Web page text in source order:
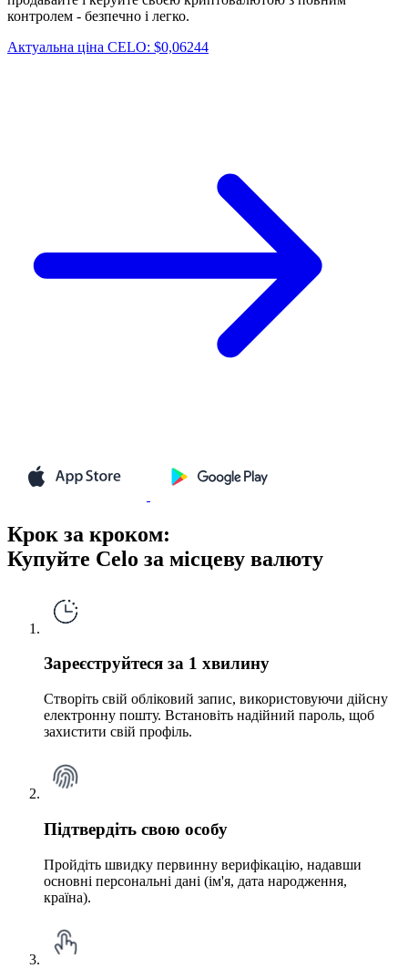
контролем - безпечно і легко.
Актуальна ціна CELO: $0,06244
Крок за кроком:
Купуйте Celo за місцеву валюту
Зареєструйтеся за 1 хвилину
Створіть свій обліковий запис, використовуючи дійсну
електронну пошту. Встановіть надійний пароль, щоб
захистити свій профіль.
Підтвердіть свою особу
Пройдіть швидку первинну верифікацію, надавши
основні персональні дані (ім'я, дата народження,
країна).